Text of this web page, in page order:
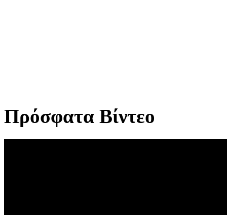
Πρόσφατα Βίντεο